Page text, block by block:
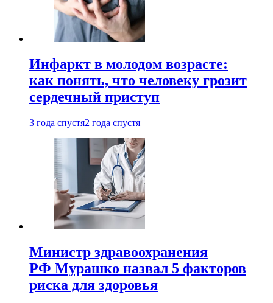
Инфаркт в молодом возрасте:
как понять, что человеку грозит
сердечный приступ
3 года спустя2 года спустя
Министр здравоохранения
РФ Мурашко назвал 5 факторов
риска для здоровья